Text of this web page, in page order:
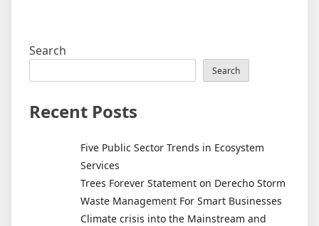
Search
Search
Recent Posts
Five Public Sector Trends in Ecosystem
Services
Trees Forever Statement on Derecho Storm
Waste Management For Smart Businesses
Climate crisis into the Mainstream and